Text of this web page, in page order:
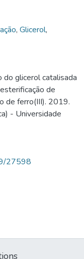
, Glicerol,
do glicerol catalisada
de
de ferro(III). 2019.
- Universidade
27598